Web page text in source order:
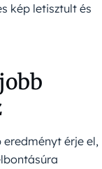
kép letisztult és
érje el,